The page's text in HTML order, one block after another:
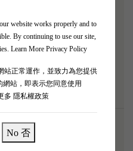
website works properly and to
By continuing to use our site,
Learn More Privacy Policy
站正常運作，並致力為您提供
站，即表示您同意使用
多 隱私權政策
No 否
擬嘅優雅感。餘韻悠
節開嚟配搭頂級花膠鮑
人生至高境界！
Bordeaux, France